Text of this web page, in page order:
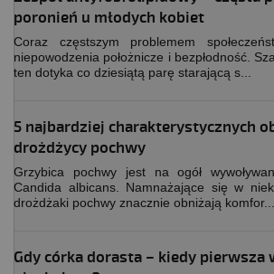
poronień u młodych kobiet
Coraz częstszym problemem
niepowodzenia położnicze i bezpłodność.
ten dotyka co dziesiątą parę starającą s...
5 najbardziej charakterystycznych
drożdżycy pochwy
Grzybica pochwy jest na ogół
Candida albicans. Namnażające się w
drożdżaki pochwy znacznie obniżają komfor...
Gdy córka dorasta – kiedy pierwsza